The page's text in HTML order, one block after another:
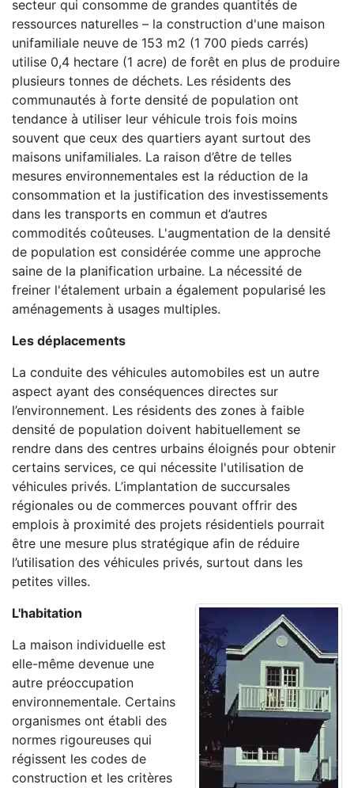
secteur qui consomme de grandes quantités de
ressources naturelles – la construction d'une maison
unifamiliale neuve de 153 m2 (1 700 pieds carrés)
utilise 0,4 hectare (1 acre) de forêt en plus de produire
plusieurs tonnes de déchets. Les résidents des
communautés à forte densité de population ont
tendance à utiliser leur véhicule trois fois moins
souvent que ceux des quartiers ayant surtout des
maisons unifamiliales. La raison d’être de telles
mesures environnementales est la réduction de la
consommation et la justification des investissements
dans les transports en commun et d’autres
commodités coûteuses. L'augmentation de la densité
de population est considérée comme une approche
saine de la planification urbaine. La nécessité de
freiner l'étalement urbain a également popularisé les
aménagements à usages multiples.
Les déplacements
La conduite des véhicules automobiles est un autre
aspect ayant des conséquences directes sur
l’environnement. Les résidents des zones à faible
densité de population doivent habituellement se
rendre dans des centres urbains éloignés pour obtenir
certains services, ce qui nécessite l'utilisation de
véhicules privés. L’implantation de succursales
régionales ou de commerces pouvant offrir des
emplois à proximité des projets résidentiels pourrait
être une mesure plus stratégique afin de réduire
l’utilisation des véhicules privés, surtout dans les
petites villes.
L'habitation
La maison individuelle est
elle-même devenue une
autre préoccupation
environnementale. Certains
organismes ont établi des
normes rigoureuses qui
régissent les codes de
construction et les critères